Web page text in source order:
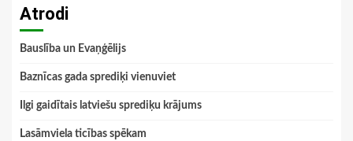
Atrodi
Bauslība un Evaņģēlijs
Baznīcas gada sprediķi vienuviet
Ilgi gaidītais latviešu sprediķu krājums
Lasāmviela ticības spēkam